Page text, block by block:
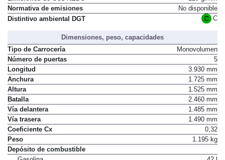
Normativa de emisiones
No disponible
Distintivo ambiental DGT
C
Dimensiones, peso, capacidades
Tipo de Carrocería
Monovolumen
Número de puertas
5
Longitud
3.930 mm
Anchura
1.725 mm
Altura
1.525 mm
Batalla
2.460 mm
Vía delantera
1.485 mm
Vía trasera
1.490 mm
Coeficiente Cx
0,32
Peso
1.195 kg
Depósito de combustible